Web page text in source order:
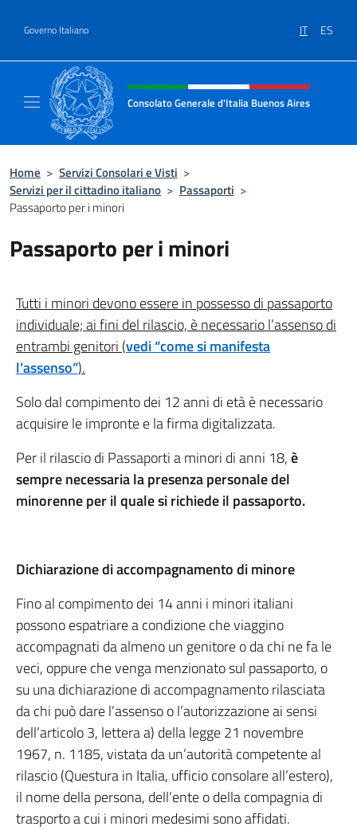
Governo Italiano IT ES
Intestazione sito, social e menù
Consolato Generale d'Italia Buenos Aires
Home > Servizi Consolari e Visti >
Servizi per il cittadino italiano > Passaporti >
Passaporto per i minori
Passaporto per i minori
Tutti i minori devono essere in possesso di passaporto
individuale; ai fini del rilascio, è necessario l’assenso di
entrambi genitori (vedi “come si manifesta
l’assenso”).
Solo dal compimento dei 12 anni di età è necessario
acquisire le impronte e la firma digitalizzata.
Per il rilascio di Passaporti a minori di anni 18,è
sempre necessaria la presenza personale del
minorenne per il quale si richiede il passaporto.
Dichiarazione di accompagnamento di minore
Fino al compimento dei 14 anni i minori italiani
possono espatriare a condizione che viaggino
accompagnati da almeno un genitore o da chi ne fa le
veci, oppure che venga menzionato sul passaporto, o
su una dichiarazione di accompagnamento rilasciata
da chi può dare l’assenso o l’autorizzazione ai sensi
dell’articolo 3, lettera a) della legge 21 novembre
1967, n. 1185, vistata da un’autorità competente al
rilascio (Questura in Italia, ufficio consolare all’estero),
il nome della persona, dell’ente o della compagnia di
trasporto a cui i minori medesimi sono affidati.